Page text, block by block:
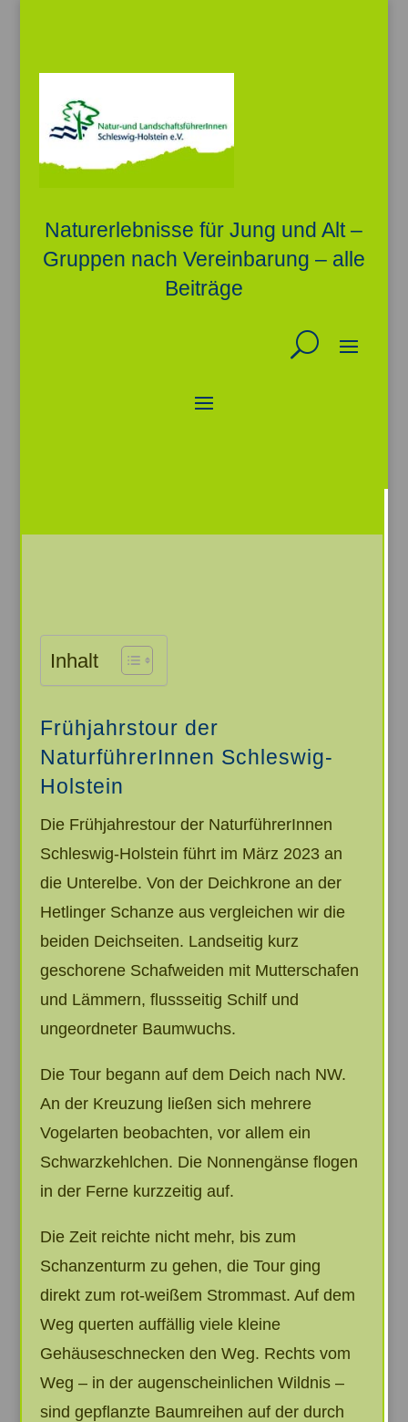
Naturerlebnisse für Jung und Alt –
Gruppen nach Vereinbarung – alle
Beiträge
Inhalt
Frühjahrstour der
NaturführerInnen Schleswig-
Holstein
Die Frühjahrestour der NaturführerInnen
Schleswig-Holstein führt im März 2023 an
die Unterelbe. Von der Deichkrone an der
Hetlinger Schanze aus vergleichen wir die
beiden Deichseiten. Landseitig kurz
geschorene Schafweiden mit Mutterschafen
und Lämmern, flussseitig Schilf und
ungeordneter Baumwuchs.
Die Tour begann auf dem Deich nach NW.
An der Kreuzung ließen sich mehrere
Vogelarten beobachten, vor allem ein
Schwarzkehlchen. Die Nonnengänse flogen
in der Ferne kurzzeitig auf.
Die Zeit reichte nicht mehr, bis zum
Schanzenturm zu gehen, die Tour ging
direkt zum rot-weißem Strommast. Auf dem
Weg querten auffällig viele kleine
Gehäuseschnecken den Weg. Rechts vom
Weg – in der augenscheinlichen Wildnis –
sind gepflanzte Baumreihen auf der durch